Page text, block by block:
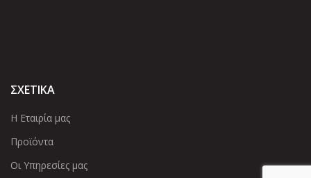
ΣΧΕΤΙΚΑ
Η Εταιρία μας
Προϊόντα
Οι Υπηρεσίες μας